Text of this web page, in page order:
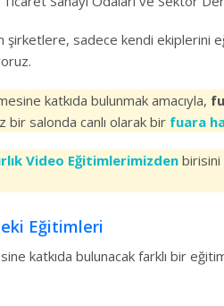
şirketlere, sadece kendi ekiplerini
katkıda bulunmak amacıyla,
bir salonda canlı olarak bir fuara
Video Eğitimlerimizden birisini
Eğitimleri
katkıda bulunacak farklı bir